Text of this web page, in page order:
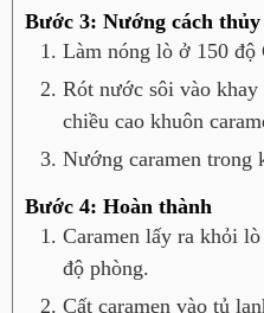
Bước 3: Nướng cách thủy
Làm nóng lò ở 150 độ
Rót nước sôi vào khay
chiều cao khuôn
Nướng caramen trong
Bước 4: Hoàn thành
Caramen lấy ra khỏi
độ phòng.
Cất caramen vào tủ